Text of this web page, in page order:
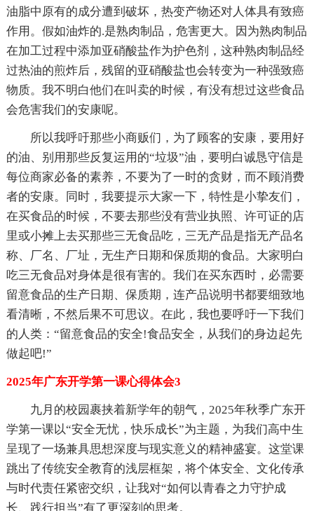
油脂中原有的成分遭到破坏，热变产物还对人体具有致癌
作用。假如油炸的.是熟肉制品，危害更大。因为熟肉制品
在加工过程中添加亚硝酸盐作为护色剂，这种熟肉制品经
过热油的煎炸后，残留的亚硝酸盐也会转变为一种强致癌
物质。我不明白他们在叫卖的时候，有没有想过这些食品
会危害我们的安康呢。
所以我呼吁那些小商贩们，为了顾客的安康，要用好
的油、别用那些反复运用的“垃圾”油，要明白诚恳守信是
每位商家必备的素养，不要为了一时的贪财，而不顾消费
者的安康。同时，我要提示大家一下，特性是小挚友们，
在买食品的时候，不要去那些没有营业执照、许可证的店
里或小摊上去买那些三无食品吃，三无产品是指无产品名
称、厂名、厂址，无生产日期和保质期的食品。大家明白
吃三无食品对身体是很有害的。我们在买东西时，必需要
留意食品的生产日期、保质期，连产品说明书都要细致地
看清晰，不然后果不可思议。在此，我也要呼吁一下我们
的人类：“留意食品的安全!食品安全，从我们的身边起先
做起吧!”
2025年广东开学第一课心得体会3
九月的校园裹挟着新学年的朝气，2025年秋季广东开
学第一课以“安全无忧，快乐成长”为主题，为我们高中生
呈现了一场兼具思想深度与现实意义的精神盛宴。这堂课
跳出了传统安全教育的浅层框架，将个体安全、文化传承
与时代责任紧密交织，让我对“如何以青春之力守护成
长、践行担当”有了更深刻的思考。